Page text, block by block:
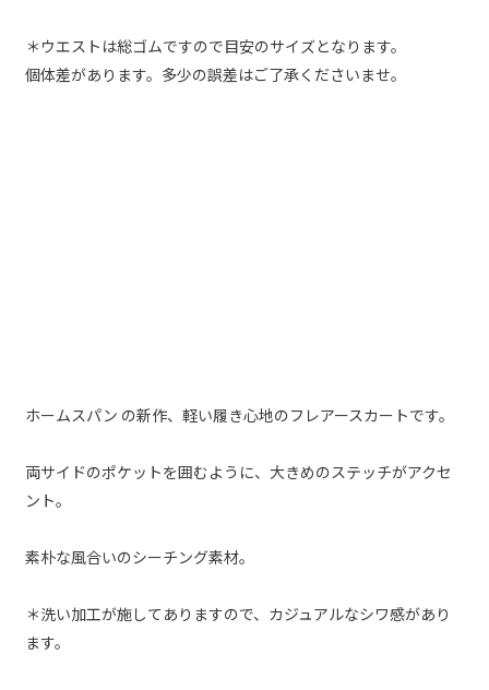
＊ウエストは総ゴムですので目安のサイズとなります。
個体差があります。多少の誤差はご了承くださいませ。
ホームスパン の新作、軽い履き心地のフレアースカートです。
両サイドのポケットを囲むように、大きめのステッチがアクセ
ント。
素朴な風合いのシーチング素材。
＊洗い加工が施してありますので、カジュアルなシワ感があり
ます。